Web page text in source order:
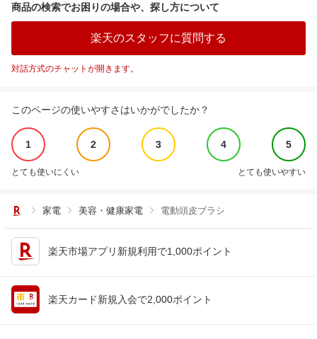
商品の検索でお困りの場合や、探し方について
楽天のスタッフに質問する
対話方式のチャットが開きます。
このページの使いやすさはいかがでしたか？
1 2 3 4 5
とても使いにくい とても使いやすい
家電 美容・健康家電 電動頭皮ブラシ
楽天市場アプリ新規利用で1,000ポイント
楽天カード新規入会で2,000ポイント